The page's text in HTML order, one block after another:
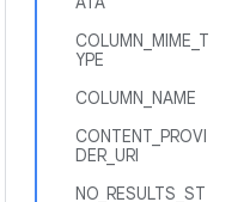
COLUMN_MIME_T
YPE
COLUMN_NAME
CONTENT_PROVI
DER_URI
NO_RESULTS_ST